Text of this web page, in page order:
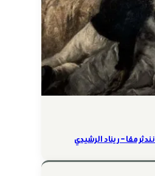
معًا – ريناد الرشيدي